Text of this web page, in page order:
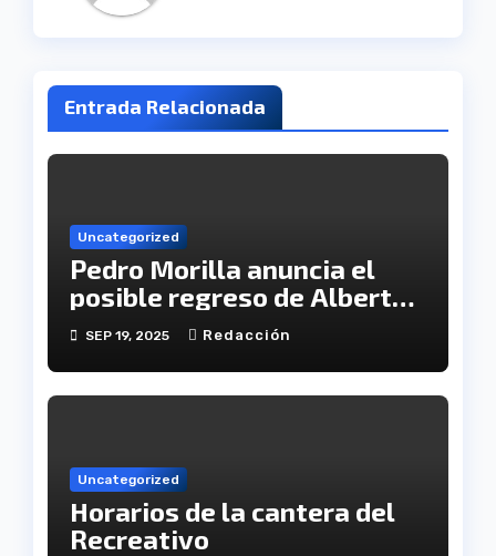
Entrada Relacionada
Uncategorized
Pedro Morilla anuncia el
posible regreso de Alberto
López a la convocatoria
SEP 19, 2025 Redacción
Uncategorized
Horarios de la cantera del
Recreativo